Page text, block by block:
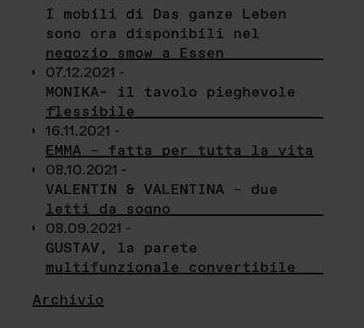
I mobili di Das ganze Leben
sono ora disponibili nel
negozio smow a Essen
07.12.2021 -
MONIKA– il tavolo pieghevole
flessibile
16.11.2021 -
EMMA – fatta per tutta la vita
08.10.2021 -
VALENTIN & VALENTINA – due
letti da sogno
08.09.2021 -
GUSTAV, la parete
multifunzionale convertibile
Archivio